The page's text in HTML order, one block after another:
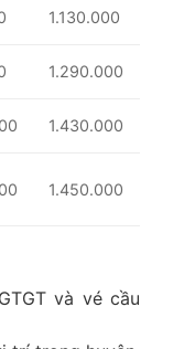
nghiệm lâu
vào mọi thời
toàn an tâm
báo chi tiết
gửi cho khách
mới, được bảo
đa dạng như